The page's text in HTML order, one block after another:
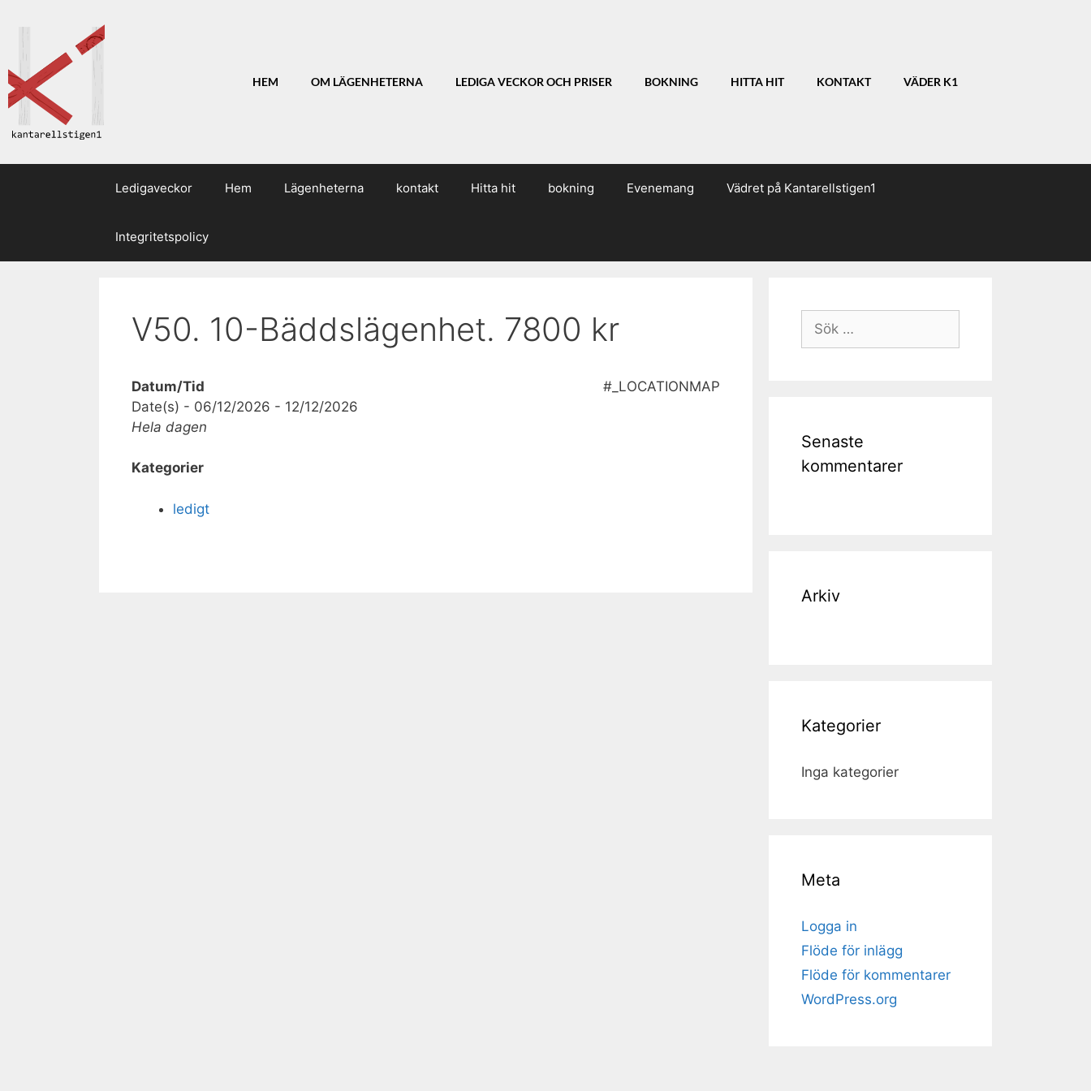
HEM OM LÄGENHETERNA LEDIGA VECKOR OCH PRISER BOKNING HITTA HIT KONTAKT VÄDER K1
Ledigaveckor Hem Lägenheterna kontakt Hitta hit bokning Evenemang Vädret på Kantarellstigen1
Integritetspolicy
V50. 10-Bäddslägenhet. 7800 kr
#_LOCATIONMAP
Datum/Tid
Date(s) - 06/12/2026 - 12/12/2026
Hela dagen
Kategorier
ledigt
Senaste
kommentarer
Arkiv
Kategorier
Inga kategorier
Meta
Logga in
Flöde för inlägg
Flöde för kommentarer
WordPress.org